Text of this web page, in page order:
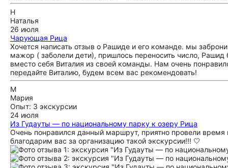
Н
Наталья
26 июля
Чарующая Рица
Хочется написать отзыв о Рашиде и его команде. мы
мажор ( заболели дети), пришлось переносить число,
вместо себя Виталия из своей команды. Нам очень
передайте Виталию, будем всем вас рекомендовать!
М
Мария
Опыт: 3 экскурсии
24 июля
Из Гудауты — по национальному парку к озеру Рица
Очень понравился данный маршрут, приятно провели
благодарим вас за организацию такой экскурсии!!! 🤍